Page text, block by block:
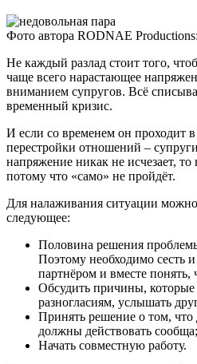
Фото автора RODNAE
Не каждый разлад стоит того,
чаще всего нарастающее
вниманием супругов. Всё
временный кризис.
И если со временем он проходит в
перестройки отношений –
напряжение никак не исчезает,
потому что «само» не пройдёт.
Для налаживания ситуации можно
следующее:
Половина решения
Поэтому необходимо сесть
партнёром и вместе понять,
Обсудить причины,
разногласиям, услышать
Принять решение о том, что
должны действовать сообща;
Начать совместную работу.